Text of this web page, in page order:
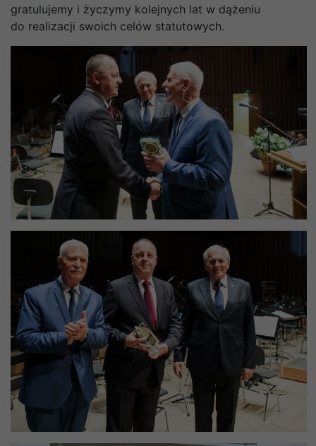
gratulujemy i życzymy kolejnych lat w dążeniu
do realizacji swoich celów statutowych.